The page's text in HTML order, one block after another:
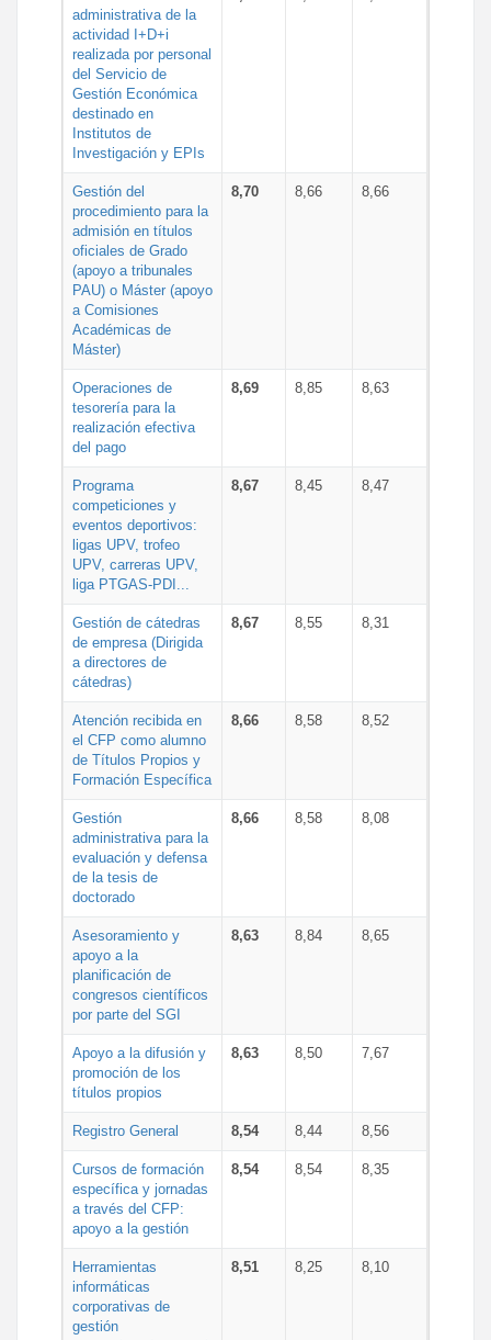
administrativa de la
actividad I+D+i
realizada por personal
del Servicio de
Gestión Económica
destinado en
Institutos de
Investigación y EPIs
Gestión del
procedimiento para la
admisión en títulos
oficiales de Grado
(apoyo a tribunales
PAU) o Máster (apoyo
a Comisiones
Académicas de
Máster)
8,70 8,66 8,66
Operaciones de
tesorería para la
realización efectiva
del pago
8,69 8,85 8,63
Programa
competiciones y
eventos deportivos:
ligas UPV, trofeo
UPV, carreras UPV,
liga PTGAS-PDI...
8,67 8,45 8,47
Gestión de cátedras
de empresa (Dirigida
a directores de
cátedras)
8,67 8,55 8,31
Atención recibida en
el CFP como alumno
de Títulos Propios y
Formación Específica
8,66 8,58 8,52
Gestión
administrativa para la
evaluación y defensa
de la tesis de
doctorado
8,66 8,58 8,08
Asesoramiento y
apoyo a la
planificación de
congresos científicos
por parte del SGI
8,63 8,84 8,65
Apoyo a la difusión y
promoción de los
títulos propios
8,63 8,50 7,67
Registro General 8,54 8,44 8,56
Cursos de formación
específica y jornadas
a través del CFP:
apoyo a la gestión
8,54 8,54 8,35
Herramientas
informáticas
corporativas de
gestión
8,51 8,25 8,10